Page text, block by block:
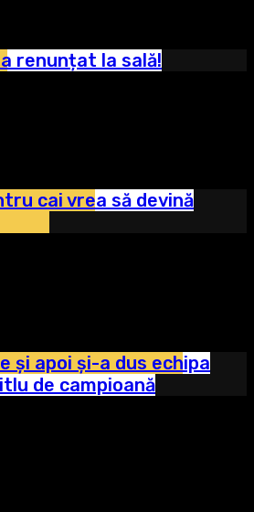
renunțat la sală!
cai vrea să devină
și apoi și-a dus echipa
de campioană